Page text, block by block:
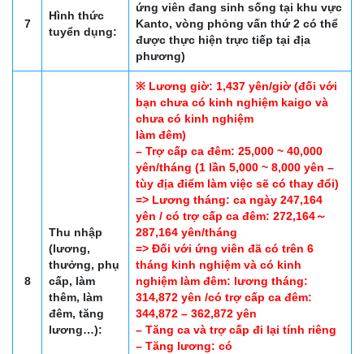
7
Hình thức
tuyển dụng:
ứng viên đang sinh sống tại khu vực
Kanto, vòng phỏng vấn thứ 2 có thể
được thực hiện trực tiếp tại địa
phương)
8
Thu nhập
(lương,
thưởng, phụ
cấp, làm
thêm, làm
đêm, tăng
lương…):
※ Lương giờ: 1,437 yên/giờ (đối với
bạn chưa có kinh nghiệm kaigo và
chưa có kinh nghiệm
làm đêm)
– Trợ cấp ca đêm: 25,000 ~ 40,000
yên/tháng (1 lần 5,000 ~ 8,000 yên –
tùy địa điểm làm việc sẽ có thay đổi)
=> Lương tháng: ca ngày 247,164
yên / có trợ cấp ca đêm: 272,164～
287,164 yên/tháng
=> Đối với ứng viên đã có trên 6
tháng kinh nghiệm và có kinh
nghiệm làm đêm: lương tháng:
314,872 yên /có trợ cấp ca đêm:
344,872 – 362,872 yên
– Tăng ca và trợ cấp đi lại tính riêng
– Tăng lương: có